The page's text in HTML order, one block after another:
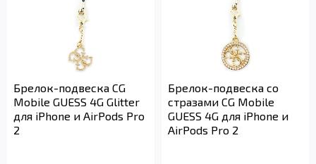
Брелок-подвеска CG
Mobile GUESS 4G Glitter
для iPhone и AirPods Pro
2
Брелок-подвеска со
стразами CG Mobile
GUESS 4G для iPhone и
AirPods Pro 2